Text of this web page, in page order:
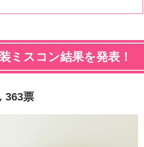
ミスコン結果を発表！
363票